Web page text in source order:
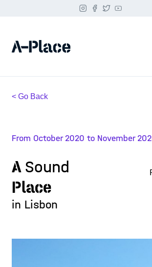
< Go Back
From October 2020 to November
A Sound
Place
in Lisbon